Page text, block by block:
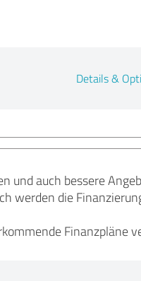
Details &
und auch bessere
werden die
Finanzpläne